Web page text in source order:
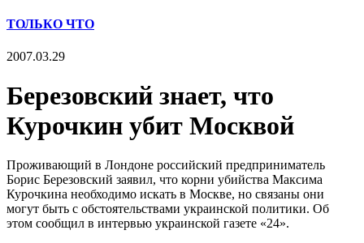
ТОЛЬКО ЧТО
2007.03.29
Березовский знает, что
Курочкин убит Москвой
Проживающий в Лондоне российский предприниматель
Борис Березовский заявил, что корни убийства Максима
Курочкина необходимо искать в Москве, но связаны они
могут быть с обстоятельствами украинской политики. Об
этом сообщил в интервью украинской газете «24».